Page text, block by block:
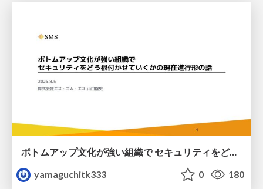
ボトムアップ文化が強い組織で セキュリティをどう根付かせていくかの現在進行形の話 / Making Security Stick in a Bottom-Up Organization
yamaguchitk333
0 180